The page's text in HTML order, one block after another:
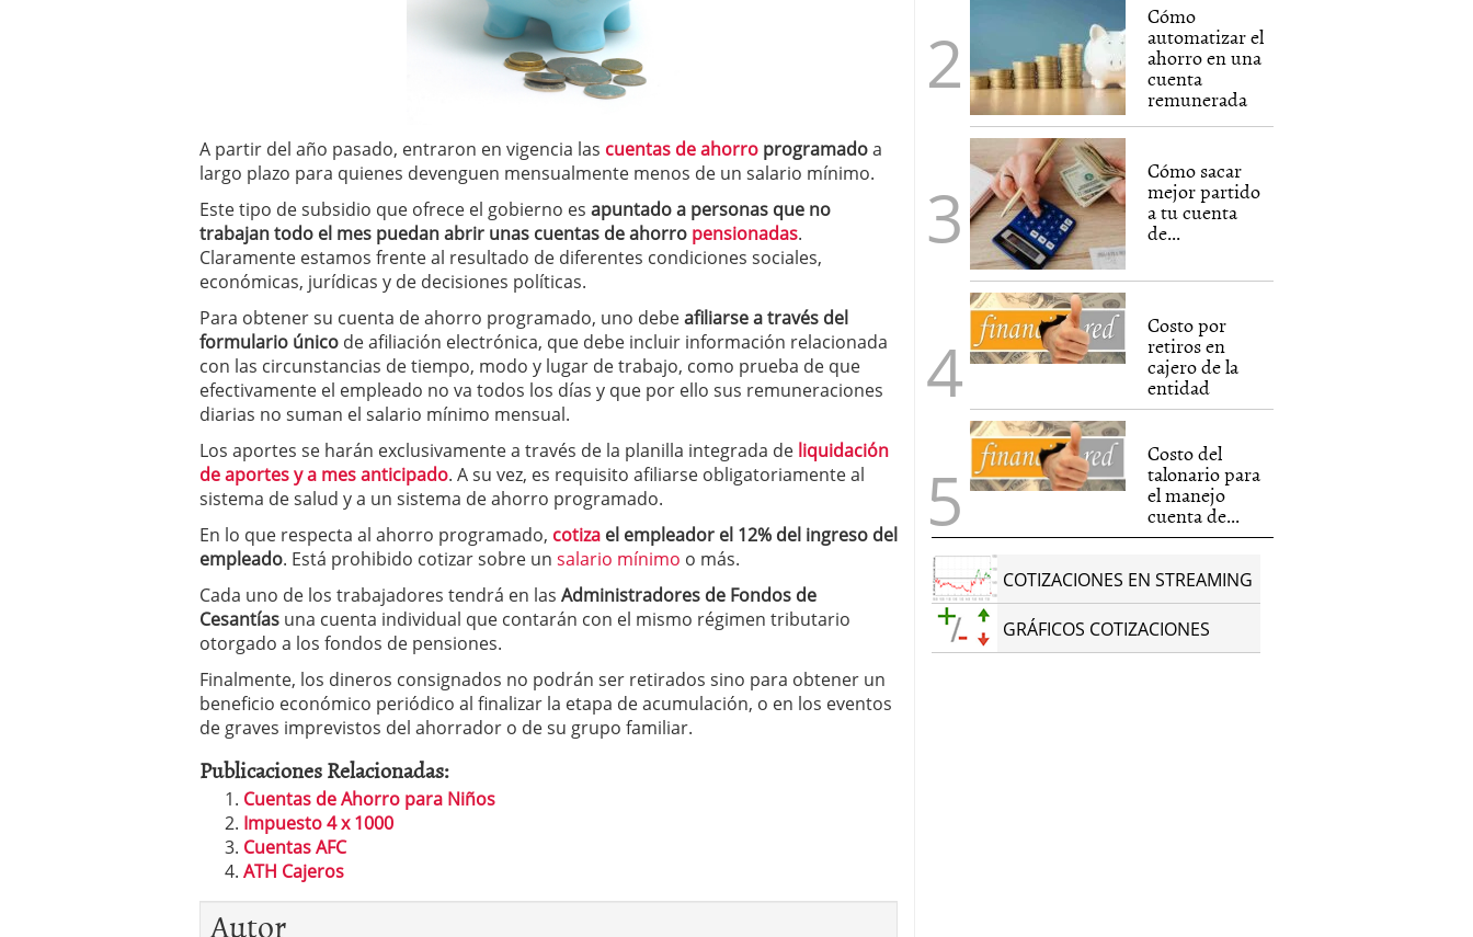
A partir del año pasado, entraron en vigencia las cuentas de ahorro programadoa
largo plazo para quienes devenguen mensualmente menos de un salario mínimo.
Este tipo de subsidio que ofrece el gobierno es apuntado a personas que no
trabajan todo el mes puedan abrir unas cuentas de ahorro pensionadas.
Claramente estamos frente al resultado de diferentes condiciones sociales,
económicas, jurídicas y de decisiones políticas.
Para obtener su cuenta de ahorro programado, uno debeafiliarse a través del
formulario único de afiliación electrónica, que debe incluir información relacionada
con las circunstancias de tiempo, modo y lugar de trabajo, como prueba de que
efectivamente el empleado no va todos los días y que por ello sus remuneraciones
diarias no suman el salario mínimo mensual.
Los aportes se harán exclusivamente a través de la planilla integrada de liquidación
de aportes y a mes anticipado. A su vez, es requisito afiliarse obligatoriamente al
sistema de salud y a un sistema de ahorro programado.
En lo que respecta al ahorro programado, cotiza el empleador el 12% del ingreso del
empleado. Está prohibido cotizar sobre un salario mínimo o más.
Cada uno de los trabajadores tendrá en las Administradores de Fondos de
Cesantías una cuenta individual que contarán con el mismo régimen tributario
otorgado a los fondos de pensiones.
Finalmente, los dineros consignados no podrán ser retirados sino para obtener un
beneficio económico periódico al finalizar la etapa de acumulación, o en los eventos
de graves imprevistos del ahorrador o de su grupo familiar.
Publicaciones Relacionadas:
Cuentas de Ahorro para Niños
Impuesto 4 x 1000
Cuentas AFC
ATH Cajeros
Autor
Cómo
automatizar el
ahorro en una
cuenta
remunerada
Cómo sacar
mejor partido
a tu cuenta
de...
Costo por
retiros en
cajero de la
entidad
Costo del
talonario para
el manejo
cuenta de...
COTIZACIONES EN STREAMING
GRÁFICOS COTIZACIONES